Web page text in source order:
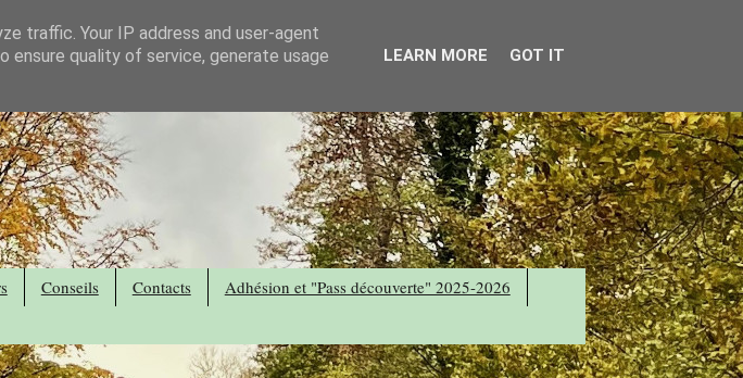
Conseils Contacts
Adhésion et "Pass découverte" 2025-2026
traffic. Your IP address and user-agent
ensure quality of service, generate usage
LEARN MORE GOT IT